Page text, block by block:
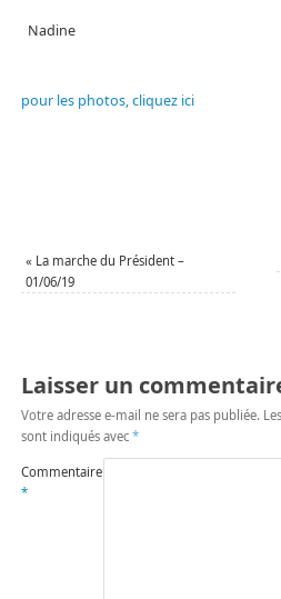
Nadine
pour les photos, cliquez ici
« La marche du Président –
01/06/19
Laisser un
Votre adresse e-mail ne sera pas publiée.
sont indiqués avec *
Commentaire
*